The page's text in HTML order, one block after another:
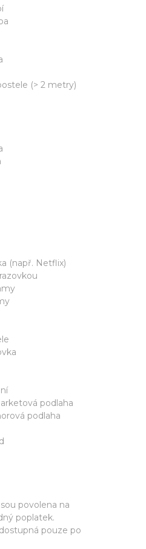
(> 2 metry)
(např. Netflix)
podlaha
podlaha
povolena na
poplatek.
pouze po